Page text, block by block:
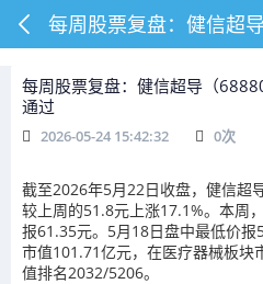
每周股票复盘：健信超导（
通过
2026-05-24 15:42:32 0次
截至2026年5月22日收盘，健信超
较上周的51.8元上涨17.1%。本周
报61.35元。5月18日盘中最低价
市值101.71亿元，在医疗器械板
值排名2032/5206。